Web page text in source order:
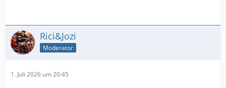
Rici&Jozi
Moderator
1. Juli 2026 um 20:45